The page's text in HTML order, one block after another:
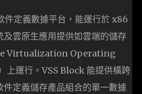
件定義數據平台，能運行於 x86
及雲原生應用提供如雲端的儲存
Virtualization Operating
上運行。VSS Block 能提供橫跨
件定義儲存產品組合的單一數據